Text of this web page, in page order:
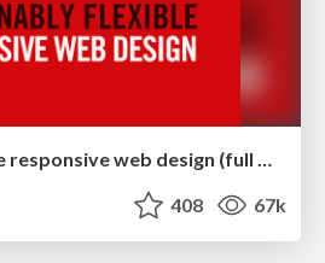
408 67k